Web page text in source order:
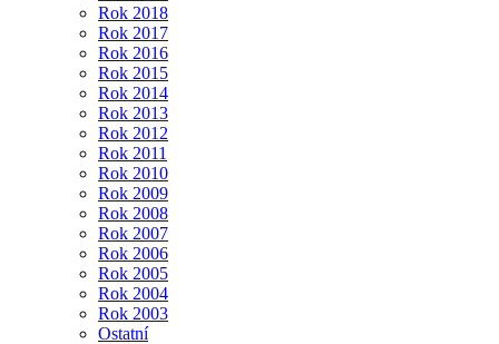
Rok 2018
Rok 2017
Rok 2016
Rok 2015
Rok 2014
Rok 2013
Rok 2012
Rok 2011
Rok 2010
Rok 2009
Rok 2008
Rok 2007
Rok 2006
Rok 2005
Rok 2004
Rok 2003
Ostatní